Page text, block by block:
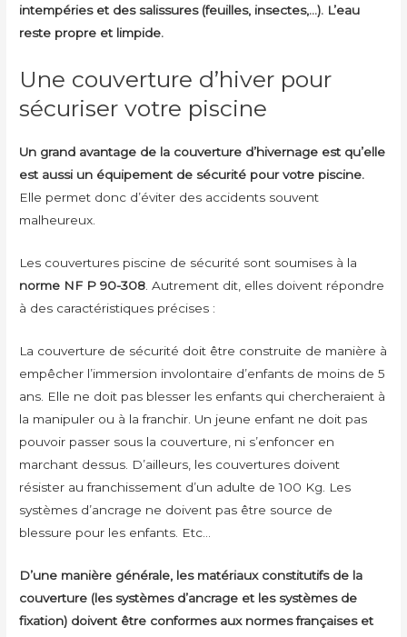
intempéries et des salissures (feuilles, insectes,…). L’eau
reste propre et limpide.
Une couverture d’hiver pour
sécuriser votre piscine
Un grand avantage de la couverture d’hivernage est qu’elle
est aussi un équipement de sécurité pour votre piscine.
Elle permet donc d’éviter des accidents souvent
malheureux.
Les couvertures piscine de sécurité sont soumises à la
norme NF P 90-308 . Autrement dit, elles doivent répondre
à des caractéristiques précises :
La couverture de sécurité doit être construite de manière à
empêcher l’immersion involontaire d’enfants de moins de 5
ans. Elle ne doit pas blesser les enfants qui chercheraient à
la manipuler ou à la franchir. Un jeune enfant ne doit pas
pouvoir passer sous la couverture, ni s’enfoncer en
marchant dessus. D’ailleurs, les couvertures doivent
résister au franchissement d’un adulte de 100 Kg. Les
systèmes d’ancrage ne doivent pas être source de
blessure pour les enfants. Etc…
D’une manière générale, les matériaux constitutifs de la
couverture (les systèmes d’ancrage et les systèmes de
fixation) doivent être conformes aux normes françaises et